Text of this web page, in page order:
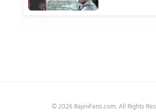
© 2026 RajiniFans.com. All Rights